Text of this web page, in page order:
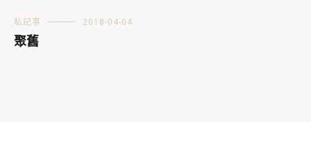
私記事 2018-04-04
聚舊